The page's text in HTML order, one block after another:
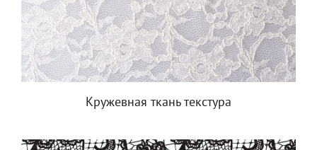
Кружевная ткань текстура